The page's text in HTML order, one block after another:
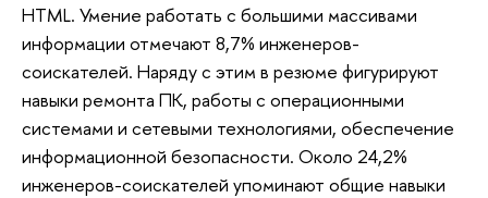
HTML. Умение работать с большими массивами
информации отмечают 8,7% инженеров-
соискателей. Наряду с этим в резюме фигурируют
навыки ремонта ПК, работы с операционными
системами и сетевыми технологиями, обеспечение
информационной безопасности. Около 24,2%
инженеров-соискателей упоминают общие навыки